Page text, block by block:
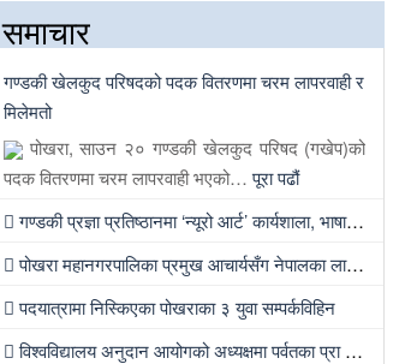
समाचार
गण्डकी खेलकुद परिषदको पदक वितरणमा चरम लापरवाही र
मिलेमतो
पोखरा, साउन २० गण्डकी खेलकुद परिषद (गखेप)को
पदक वितरणमा चरम लापरवाही भएको…पूरा पढौं
गण्डकी प्रज्ञा प्रतिष्ठानमा ‘न्यूरो आर्ट’ कार्यशाला, भाषा शुद्धता अभियानदेखि अनुसन्धान प्रवर्द्धनसम्मका कार्यक्रम हुँदै
पोखरा महानगरपालिका प्रमुख आचार्यसँग नेपालका लागि इजरायली राजदूतको भेट
पदयात्रामा निस्किएका पोखराका ३ युवा सम्पर्कविहिन
विश्वविद्यालय अनुदान आयोगको अध्यक्षमा पर्वतका प्रा डा खड्गबहादुर केसी